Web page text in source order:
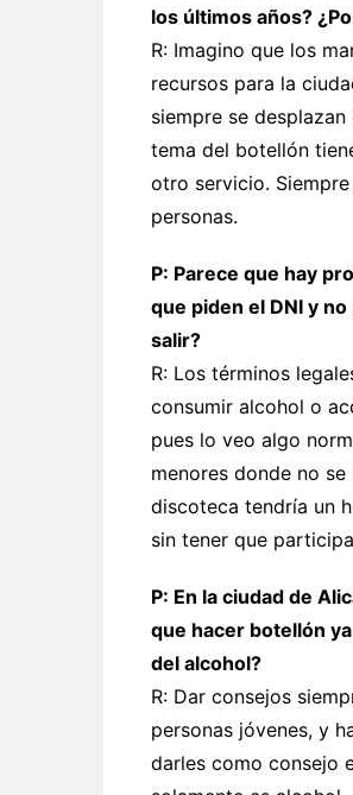
los últimos años?
R: Imagino que los
recursos para la
siempre se
tema del botellón
otro servicio.
personas.
P: Parece que hay
que piden el DNI y
salir?
R: Los términos
consumir alcohol o
pues lo veo algo
menores donde no
discoteca tendría un
sin tener que
P: En la ciudad de
que hacer botellón
del alcohol?
R: Dar consejos
personas jóvenes, y
darles como consejo